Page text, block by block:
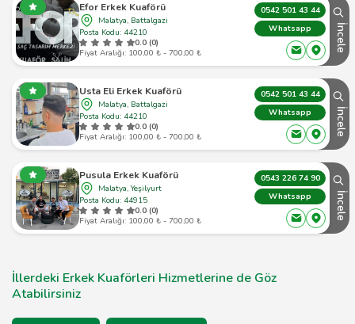
Efor Erkek Kuaförü
Malatya, Battalgazi
Posta Kodu: 44210
0.0 (0)
Fiyat Aralığı: 100,00 ₺ - 700,00 ₺
0542 501 43 44
Whatsapp
İncele
Usta Eli Erkek Kuaförü
Malatya, Battalgazi
Posta Kodu: 44210
0.0 (0)
Fiyat Aralığı: 100,00 ₺ - 700,00 ₺
0542 501 43 44
Whatsapp
İncele
Pusula Erkek Kuaförü
Malatya, Yeşilyurt
Posta Kodu: 44915
0.0 (0)
Fiyat Aralığı: 100,00 ₺ - 700,00 ₺
0543 226 74 90
Whatsapp
İncele
İllerdeki Erkek Kuaförleri Hizmetlerine de Göz
Atabilirsiniz